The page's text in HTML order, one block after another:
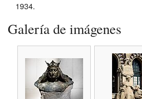
1934.
Galería de imágenes